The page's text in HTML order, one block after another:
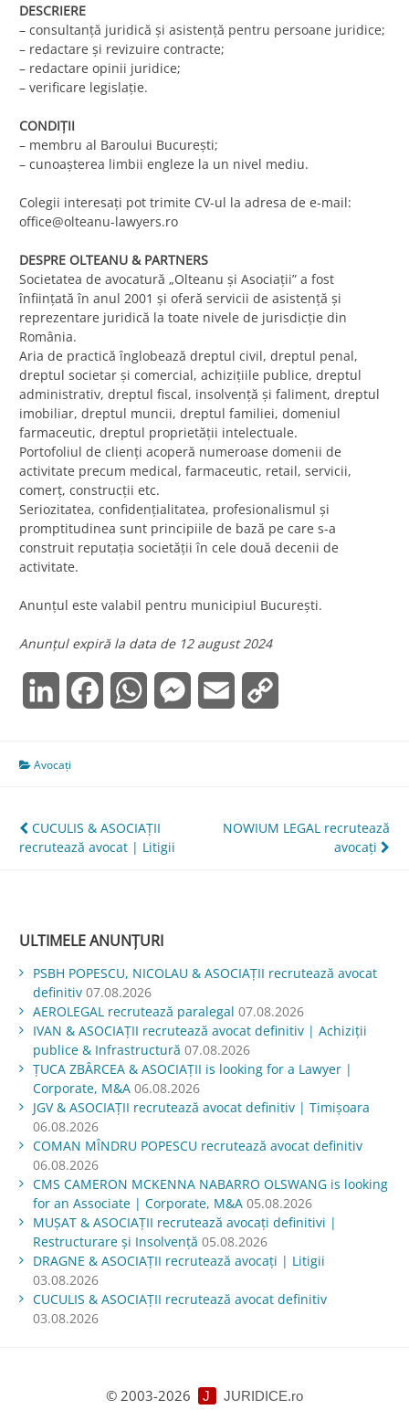
DESCRIERE
– consultanță juridică şi asistență pentru persoane juridice;
– redactare şi revizuire contracte;
– redactare opinii juridice;
– verificare legislație.
CONDIȚII
– membru al Baroului Bucureşti;
– cunoașterea limbii engleze la un nivel mediu.
Colegii interesați pot trimite CV-ul la adresa de e-mail:
office@olteanu-lawyers.ro
DESPRE OLTEANU & PARTNERS
Societatea de avocatură „Olteanu și Asociații” a fost
înființată în anul 2001 şi oferă servicii de asistență și
reprezentare juridică la toate nivele de jurisdicție din
România.
Aria de practică înglobează dreptul civil, dreptul penal,
dreptul societar și comercial, achizițiile publice, dreptul
administrativ, dreptul fiscal, insolvență și faliment, dreptul
imobiliar, dreptul muncii, dreptul familiei, domeniul
farmaceutic, dreptul proprietății intelectuale.
Portofoliul de clienți acoperă numeroase domenii de
activitate precum medical, farmaceutic, retail, servicii,
comerț, construcții etc.
Seriozitatea, confidențialitatea, profesionalismul și
promptitudinea sunt principiile de bază pe care s-a
construit reputația societății în cele două decenii de
activitate.
Anunţul este valabil pentru municipiul Bucureşti.
Anunţul expiră la data de 12 august 2024
LinkedInFacebookWhatsAppMessenger
Email
Avocați
Navigare
în
CUCULIS & ASOCIAȚII
recrutează avocat | Litigii
NOWIUM LEGAL recrutează
avocați
ULTIMELE ANUNȚURI
PSBH POPESCU, NICOLAU & ASOCIAȚII recrutează avocat
definitiv 07.08.2026
AEROLEGAL recrutează paralegal 07.08.2026
IVAN & ASOCIAŢII recrutează avocat definitiv | Achiziții
publice & Infrastructură 07.08.2026
ŢUCA ZBÂRCEA & ASOCIAŢII is looking for a Lawyer |
Corporate, M&A 06.08.2026
JGV & ASOCIAŢII recrutează avocat definitiv | Timișoara
06.08.2026
COMAN MÎNDRU POPESCU recrutează avocat definitiv
06.08.2026
CMS CAMERON MCKENNA NABARRO OLSWANG is looking
for an Associate | Corporate, M&A 05.08.2026
MUŞAT & ASOCIAŢII recrutează avocați definitivi |
Restructurare și Insolvență 05.08.2026
DRAGNE & ASOCIAȚII recrutează avocați | Litigii
03.08.2026
CUCULIS & ASOCIAȚII recrutează avocat definitiv
03.08.2026
© 2003-2026 J
JURIDICE.ro